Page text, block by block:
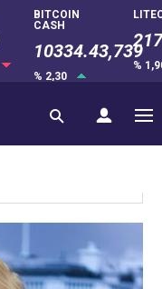
BITCOIN
CASH
10334.43,739
% 2,30
%